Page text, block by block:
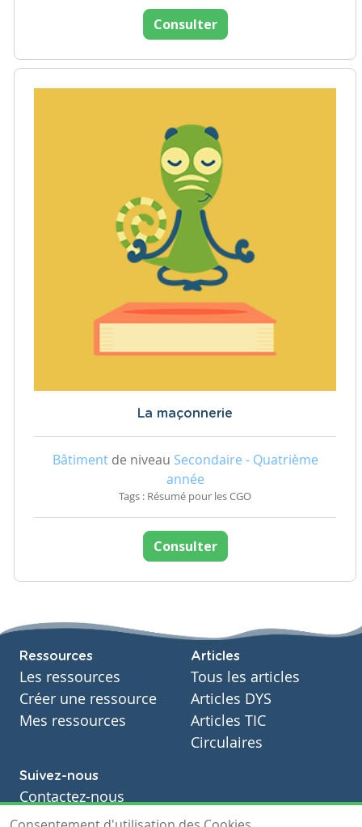
Consulter
La maçonnerie
Bâtimentde niveau Secondaire - Quatrième
année
Tags : Résumé pour les CGO
Consulter
Ressources
Les ressources
Créer une ressource
Mes ressources
Articles
Tous les articles
Articles DYS
Articles TIC
Circulaires
Suivez-nous
Contactez-nous
Soutien scolaire